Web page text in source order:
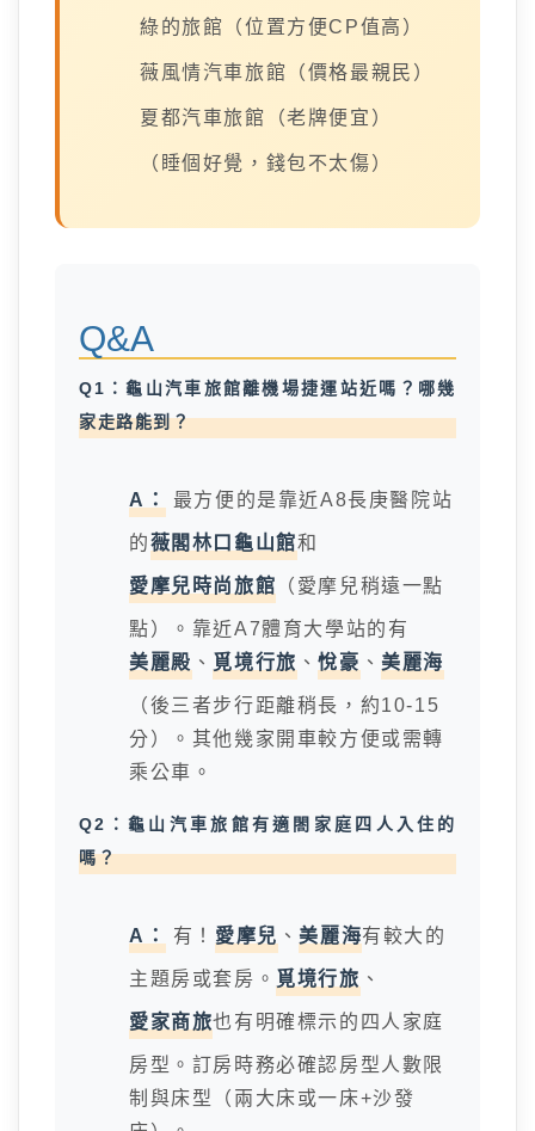
綠的旅館（位置方便CP值高）
薇風情汽車旅館（價格最親民）
夏都汽車旅館（老牌便宜）
（睡個好覺，錢包不太傷）
Q&A
Q1：龜山汽車旅館離機場捷運站近嗎？哪幾
家走路能到？
A： 最方便的是靠近A8長庚醫院站
的薇閣林口龜山館和
愛摩兒時尚旅館 （愛摩兒稍遠一點
點）。靠近A7體育大學站的有
美麗殿 、 覓境行旅 、悅豪 、 美麗海
（後三者步行距離稍長，約10-15
分）。其他幾家開車較方便或需轉
乘公車。
Q2：龜山汽車旅館有適閤家庭四人入住的
嗎？
A： 有！ 愛摩兒 、 美麗海有較大的
主題房或套房。 覓境行旅 、
愛家商旅也有明確標示的四人家庭
房型。訂房時務必確認房型人數限
制與床型（兩大床或一床+沙發